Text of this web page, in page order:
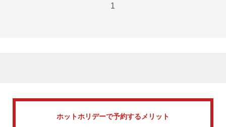
1
ホットホリデーで予約するメリット